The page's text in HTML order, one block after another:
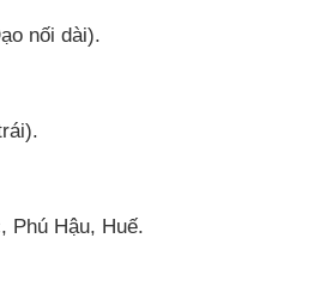
nối dài).
Phú Hậu, Huế.